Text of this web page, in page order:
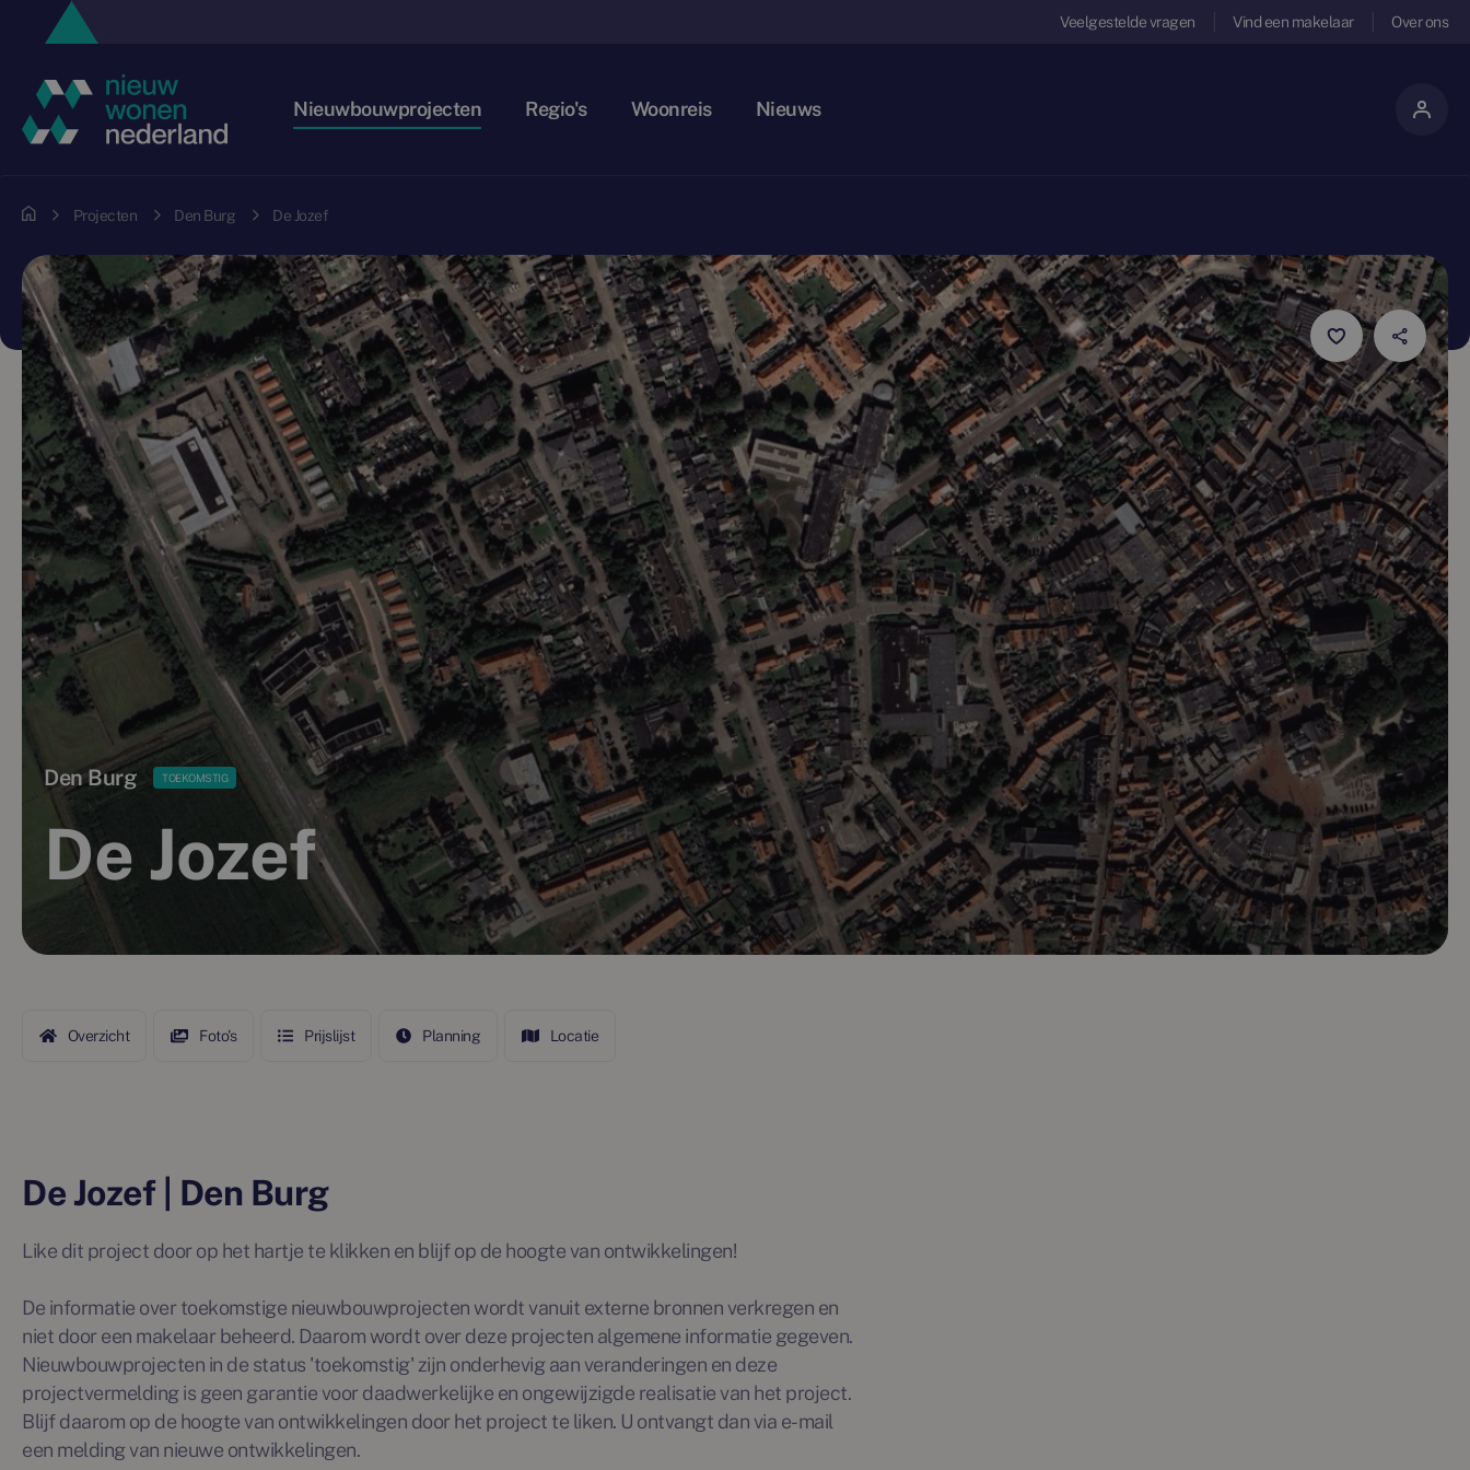
Veelgestelde vragen Vind een makelaar Over ons
Nieuwbouwprojecten Regio's Woonreis Nieuws
Projecten Den Burg De Jozef
Den Burg TOEKOMSTIG
De Jozef
Overzicht Foto's Prijslijst Planning Locatie
De Jozef | Den Burg
Like dit project door op het hartje te klikken en blijf op de hoogte van ontwikkelingen!
De informatie over toekomstige nieuwbouwprojecten wordt vanuit externe bronnen verkregen en
niet door een makelaar beheerd. Daarom wordt over deze projecten algemene informatie gegeven.
Nieuwbouwprojecten in de status 'toekomstig' zijn onderhevig aan veranderingen en deze
projectvermelding is geen garantie voor daadwerkelijke en ongewijzigde realisatie van het project.
Blijf daarom op de hoogte van ontwikkelingen door het project te liken. U ontvangt dan via e-mail
een melding van nieuwe ontwikkelingen.